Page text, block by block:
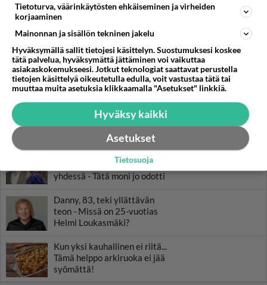
LUETUIMMAT
Muistatko? Kädestä suuhun
elävä Satu sai jättimäisen
rahasalkun Henry-
miljonääriltä
isäpuoli on tämä suosittu
laulaja
Luetuimmat: Aarne Pelkonen
ja Noora Louhimo vihdoinkin
yhdessä - Tätä moni jo odotti
Danny, 83, teki yllättävän
teon - Missä on 25-vuotias
Helmi Loukasmäki?
Kun yksi kauhallinen ei riitä...
Tämä helppo arkiruoka ei jää
syömättä!
Tietoturva, väärinkäytösten ehkäiseminen ja virheiden
korjaaminen
Mainonnan ja sisällön tekninen jakelu
Hyväksymällä sallit tietojesi käsittelyn. Suostumuksesi koskee
tätä palvelua, hyväksymättä jättäminen voi vaikuttaa
asiakaskokemukseesi. Jotkut teknologiat saattavat perustella
tietojen käsittelyä oikeutetulla edulla, voit vastustaa tätä tai
muuttaa muita asetuksia klikkaamalla "Asetukset" linkkiä.
Hyväksy kaikki
Asetukset
Tietosuoja